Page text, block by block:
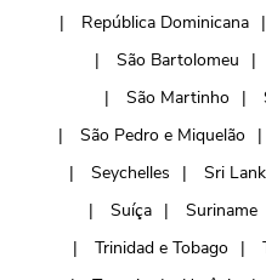
República Dominicana
São Bartolomeu
São Martinho
São Pedro e Miquelão
Seychelles
Sri
Suíça
Suriname
Trinidad e Tobago